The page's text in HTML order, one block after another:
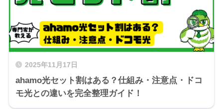
2025年11月17日
ahamo光セット割はある？仕組み・注意点・ドコ
モ光との違いを完全整理ガイド！